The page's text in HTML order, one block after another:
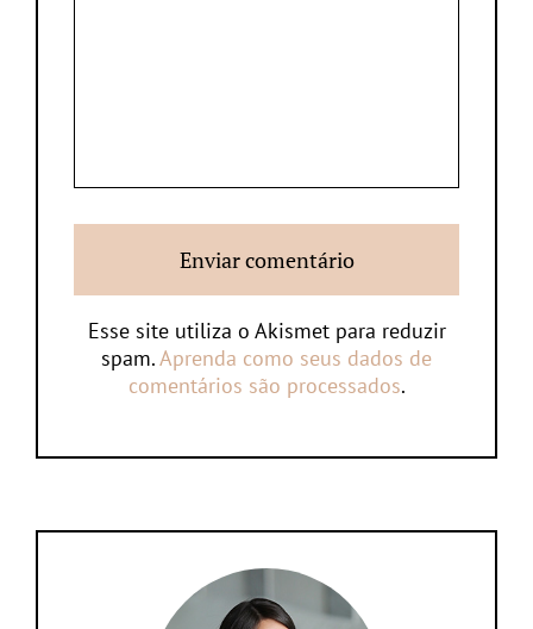
Esse site utiliza o Akismet para reduzir
spam.Aprenda como seus dados de
comentários são processados.